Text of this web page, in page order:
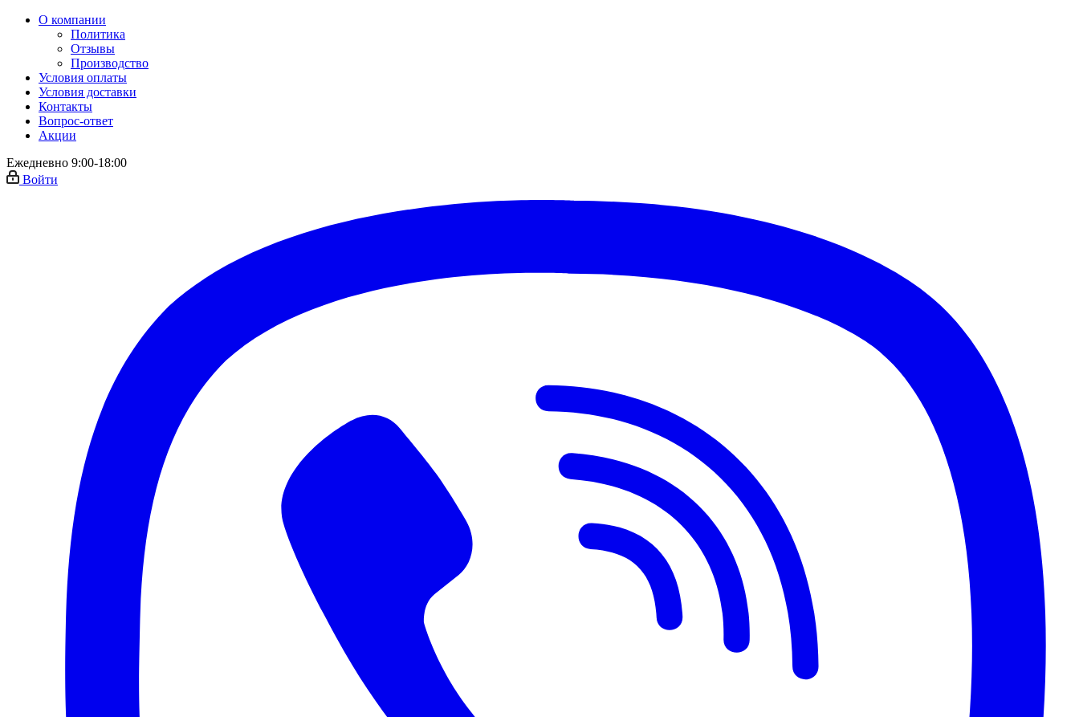
О компании
Политика
Отзывы
Производство
Условия оплаты
Условия доставки
Контакты
Вопрос-ответ
Акции
Ежедневно 9:00-18:00
Войти